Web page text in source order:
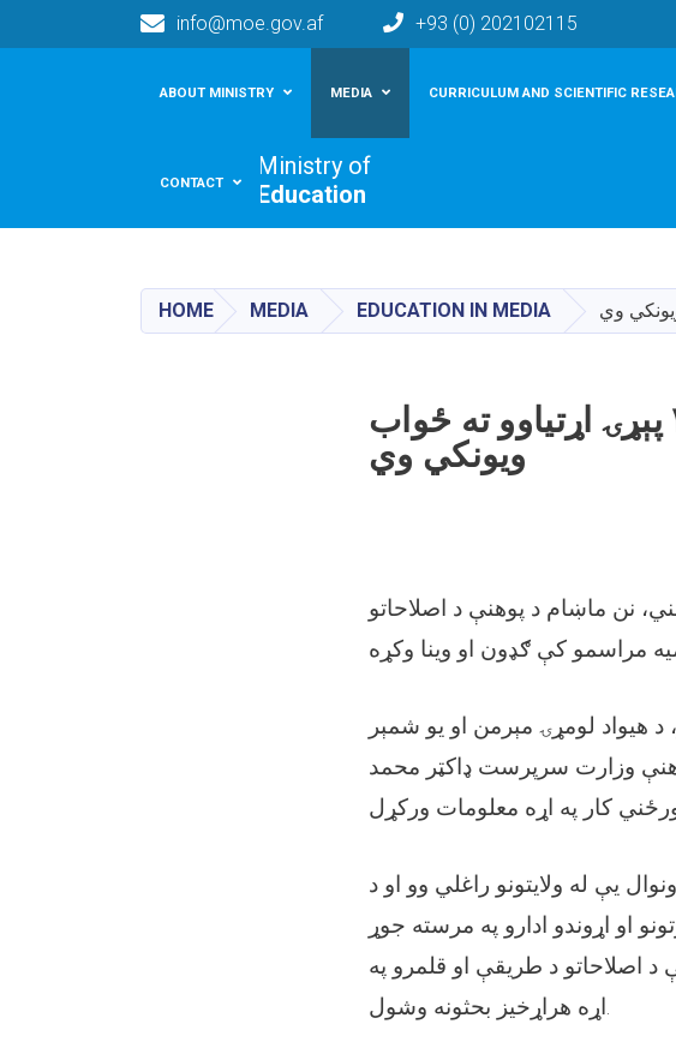
info@moe.gov.af +93 (0) 202102115
Ministry of
Education
ABOUT MINISTRY MEDIA CURRICULUM AND SCIENTIFIC
CONTACT
HOME MEDIA EDUCATION IN MEDIA
جمهور رئیس غني: معارف باید د ۲۱ پېړۍ اړتیاوو ته ځواب
ویونکي وي
نن ماښام د پوهنې د اصلاحاتو
لومړۍ مېرمن او یو شمېر
وزارت سرپرست ډاکټر محمد
یې له ولایتونو راغلي وو او د
او اړوندو ادارو په مرسته جوړ
د اصلاحاتو د طریقې او قلمرو په